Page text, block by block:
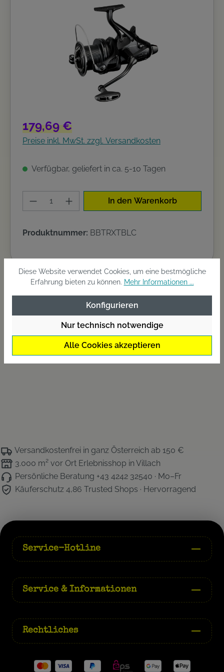
Diese Website verwendet Cookies, um eine bestmögliche
Erfahrung bieten zu können. Mehr Informationen ...
Alle Cookies akzeptieren
Nur technisch notwendige
Konfigurieren
Regulärer Preis:
179,69 €
Preise inkl. MwSt. zzgl. Versandkosten
Verfügbar, geliefert in ca. 5-10 Tagen
Produkt Anzahl: Gib den
In den Warenkorb
Produktnummer: BBTRXTBLC
AR-C Spulensystem mit Slow Oscillation in
Verbindung mit Aero Wrap II
Schnurverlegungssystem für maximale
Wurfweiten un…Mehr
Versandkostenfrei in ganz Österreich ab 150 €
3.000 m² vor Ort Erlebnisshop in Villach
Persönliche Beratung +43 4242 32540 · Mo–Fr
Käuferschutz 4,86 Trusted Shops · Hervorragend
Service-Hotline
Service & Informationen
Rechtliches